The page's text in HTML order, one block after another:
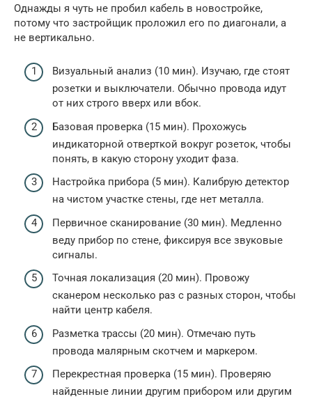
Однажды я чуть не пробил кабель в новостройке,
потому что застройщик проложил его по диагонали, а
не вертикально.
Визуальный анализ (10 мин). Изучаю, где стоят
розетки и выключатели. Обычно провода идут
от них строго вверх или вбок.
Базовая проверка (15 мин). Прохожусь
индикаторной отверткой вокруг розеток, чтобы
понять, в какую сторону уходит фаза.
Настройка прибора (5 мин). Калибрую детектор
на чистом участке стены, где нет металла.
Первичное сканирование (30 мин). Медленно
веду прибор по стене, фиксируя все звуковые
сигналы.
Точная локализация (20 мин). Провожу
сканером несколько раз с разных сторон, чтобы
найти центр кабеля.
Разметка трассы (20 мин). Отмечаю путь
провода малярным скотчем и маркером.
Перекрестная проверка (15 мин). Проверяю
найденные линии другим прибором или другим